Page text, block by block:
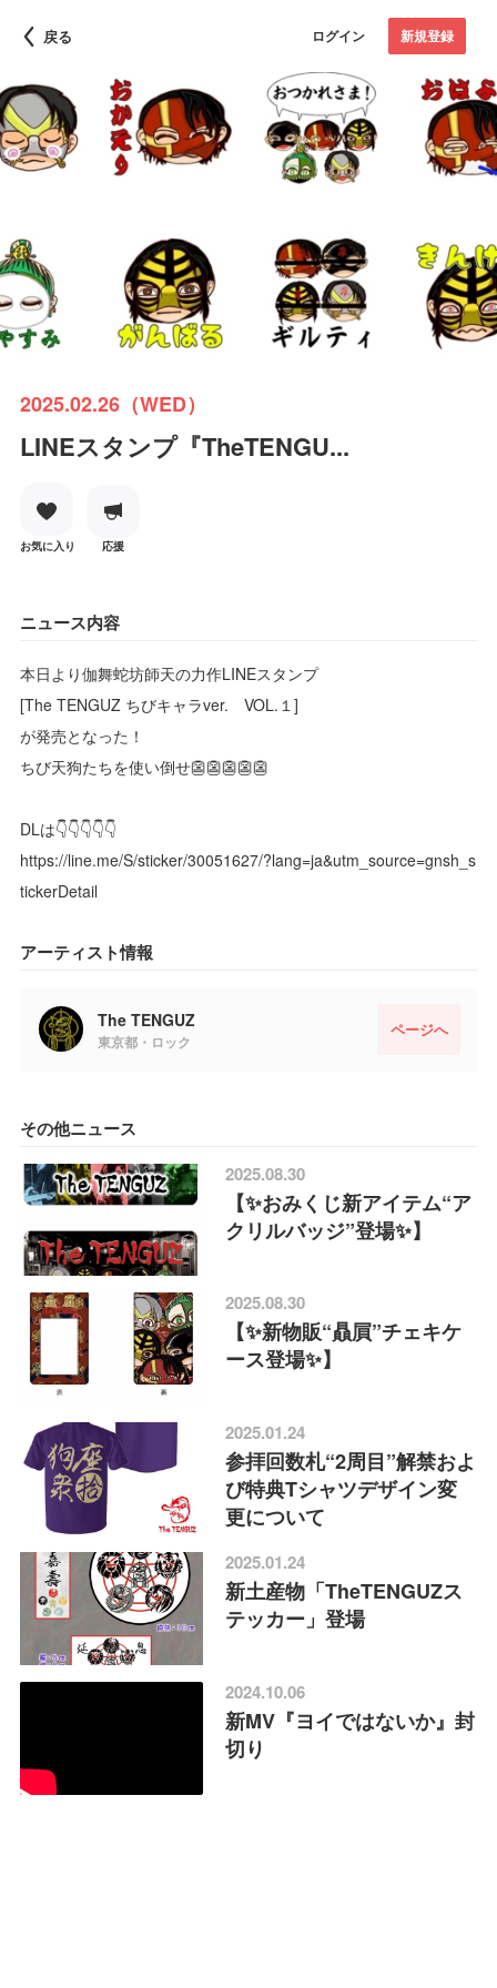
戻る ログイン 新規登録
2025.02.26（WED）
LINEスタンプ『TheTENGU...
お気に入り 応援
ニュース内容
本日より伽舞蛇坊師天の力作LINEスタンプ
[The TENGUZ ちびキャラver. VOL.１]
が発売となった！
ちび天狗たちを使い倒せ👺👺👺👺👺
DLは👇️👇️👇️👇️👇️
https://line.me/S/sticker/30051627/?lang=ja&utm_source=gnsh_s
tickerDetail
アーティスト情報
The TENGUZ
東京都・ロック
ページへ
その他ニュース
2025.08.30
【✨️おみくじ新アイテム“ア
クリルバッジ”登場✨️】
2025.08.30
【✨️新物販“贔屓”チェキケ
ース登場✨️】
2025.01.24
参拝回数札“2周目”解禁およ
び特典Tシャツデザイン変
更について
2025.01.24
新土産物「TheTENGUZス
テッカー」登場
2024.10.06
新MV『ヨイではないか』封
切り